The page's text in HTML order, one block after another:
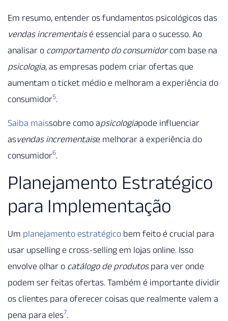
Em resumo, entender os fundamentos psicológicos das
vendas incrementaisé essencial para o sucesso. Ao
analisar o comportamento do consumidorcom base na
psicologia, as empresas podem criar ofertas que
aumentam o ticket médio e melhoram a experiência do
consumidor5.
Saiba maissobre como apsicologiapode influenciar
asvendas incrementaise melhorar a experiência do
consumidor6.
Planejamento Estratégico
para Implementação
Um planejamento estratégico bem feito é crucial para
usar upselling e cross-selling em lojas online. Isso
envolve olhar o catálogo de produtospara ver onde
podem ser feitas ofertas. Também é importante dividir
os clientes para oferecer coisas que realmente valem a
pena para eles7.